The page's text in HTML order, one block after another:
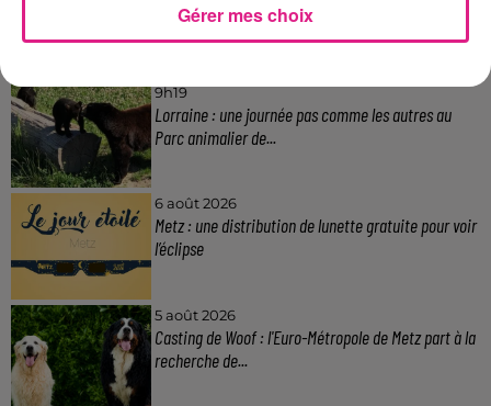
FIL ACTUS
9h19
Lorraine : une journée pas comme les autres au
Parc animalier de...
6 août 2026
Metz : une distribution de lunette gratuite pour voir
l’éclipse
5 août 2026
Casting de Woof : l'Euro-Métropole de Metz part à la
recherche de...
Gérer mes choix